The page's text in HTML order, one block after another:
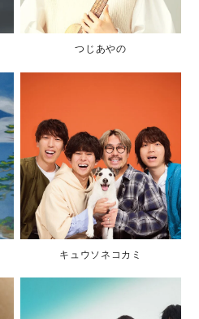
つじあやの
キュウソネコカミ